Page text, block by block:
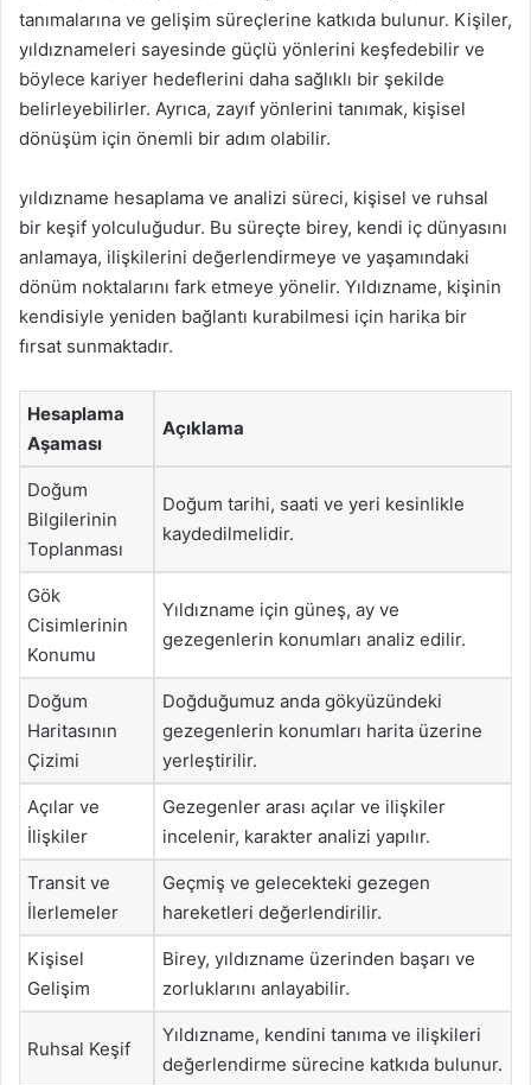
tanımalarına ve gelişim süreçlerine katkıda bulunur. Kişiler,
yıldıznameleri sayesinde güçlü yönlerini keşfedebilir ve
böylece kariyer hedeflerini daha sağlıklı bir şekilde
belirleyebilirler. Ayrıca, zayıf yönlerini tanımak, kişisel
dönüşüm için önemli bir adım olabilir.
yıldızname hesaplama ve analizi süreci, kişisel ve ruhsal
bir keşif yolculuğudur. Bu süreçte birey, kendi iç dünyasını
anlamaya, ilişkilerini değerlendirmeye ve yaşamındaki
dönüm noktalarını fark etmeye yönelir. Yıldızname, kişinin
kendisiyle yeniden bağlantı kurabilmesi için harika bir
fırsat sunmaktadır.
Hesaplama
Aşaması
Açıklama
Doğum
Bilgilerinin
Toplanması
Doğum tarihi, saati ve yeri kesinlikle
kaydedilmelidir.
Gök
Cisimlerinin
Konumu
Yıldızname için güneş, ay ve
gezegenlerin konumları analiz edilir.
Doğum
Haritasının
Çizimi
Doğduğumuz anda gökyüzündeki
gezegenlerin konumları harita üzerine
yerleştirilir.
Açılar ve
İlişkiler
Gezegenler arası açılar ve ilişkiler
incelenir, karakter analizi yapılır.
Transit ve
İlerlemeler
Geçmiş ve gelecekteki gezegen
hareketleri değerlendirilir.
Kişisel
Gelişim
Birey, yıldızname üzerinden başarı ve
zorluklarını anlayabilir.
Ruhsal Keşif
Yıldızname, kendini tanıma ve ilişkileri
değerlendirme sürecine katkıda bulunur.